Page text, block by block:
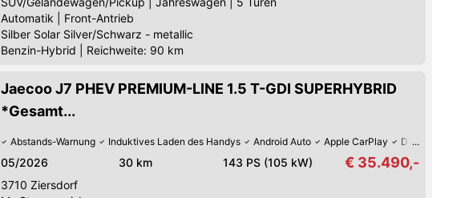
Automatik
Front-Antrieb
Silber Solar Silver/Schwarz - metallic
Benzin-Hybrid
Reichweite: 90 km
Jaecoo J7 PHEV PREMIUM-LINE 1.5 T-GDI SUPERHYBRID
*Gesamt...
Abstands-Warnung Induktives Laden des Handys Android Auto Apple CarPlay Digitales Cockpit
05/2026 30 km 143 PS (105 kW) € 35.490,-
3710 Ziersdorf